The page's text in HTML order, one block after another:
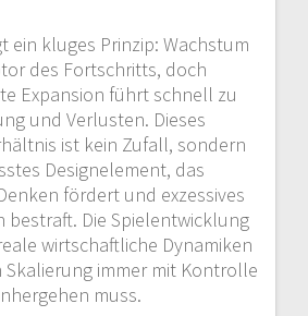
ein kluges Prinzip: Wachstum
des Fortschritts, doch
Expansion führt schnell zu
und Verlusten. Dieses
ist kein Zufall, sondern
Designelement, das
fördert und exzessives
bestraft. Die Spielentwicklung
wirtschaftliche Dynamiken
Skalierung immer mit Kontrolle
muss.